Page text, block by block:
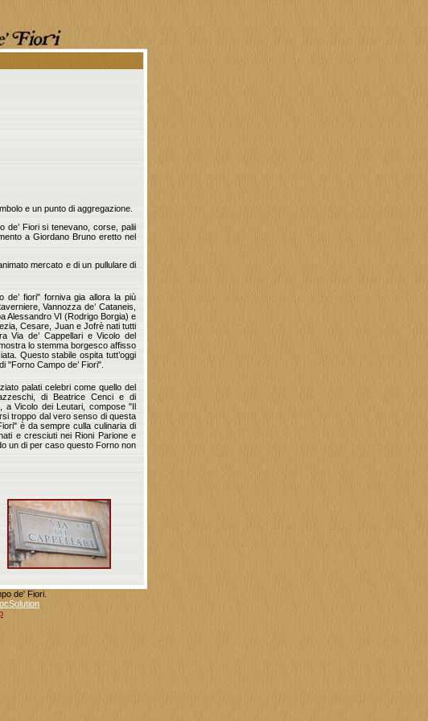
e un punto di aggregazione.
de’ Fiori si tenevano, corse, palii
a Giordano Bruno eretto nel
mercato e di un pullulare di
de’ fiori" forniva gia allora la più
Vannozza de’ Cataneis,
Alessandro VI (Rodrigo Borgia) e
Cesare, Juan e Jofrè nati tutti
Via de’ Cappellari e Vicolo del
lo stemma borgesco affisso
Questo stabile ospita tutt’oggi
"Forno Campo de’ Fiori".
palati celebri come quello del
di Beatrice Cenci e di
a Vicolo dei Leutari, compose "Il
troppo dal vero senso di questa
è da sempre culla culinaria di
e cresciuti nei Rioni Parione e
un di per caso questo Forno non
de' Fiori.